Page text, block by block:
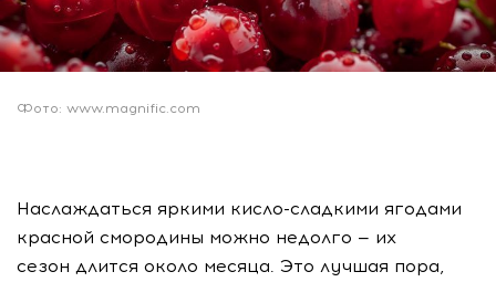
Фото: www.magnific.com
Наслаждаться яркими кисло-сладкими ягодами
красной смородины можно недолго — их
сезон длится около месяца. Это лучшая пора,